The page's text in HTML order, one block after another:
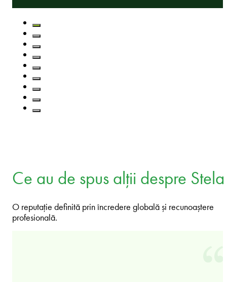
Ce au de spus alții despre Stela
O reputație definită prin încredere globală și recunoaștere
profesională.